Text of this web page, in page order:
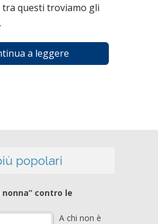
tra questi troviamo gli
a leggere
popolari
nonna” contro le
A chi non è